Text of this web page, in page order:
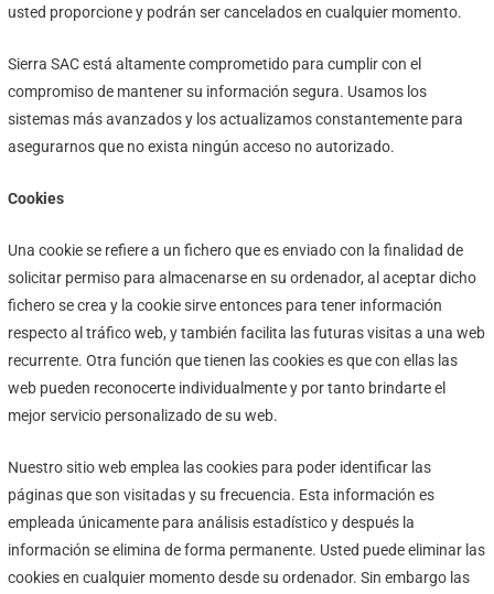
usted proporcione y podrán ser cancelados en cualquier momento.
Sierra SAC está altamente comprometido para cumplir con el
compromiso de mantener su información segura. Usamos los
sistemas más avanzados y los actualizamos constantemente para
asegurarnos que no exista ningún acceso no autorizado.
Cookies
Una cookie se refiere a un fichero que es enviado con la finalidad de
solicitar permiso para almacenarse en su ordenador, al aceptar dicho
fichero se crea y la cookie sirve entonces para tener información
respecto al tráfico web, y también facilita las futuras visitas a una web
recurrente. Otra función que tienen las cookies es que con ellas las
web pueden reconocerte individualmente y por tanto brindarte el
mejor servicio personalizado de su web.
Nuestro sitio web emplea las cookies para poder identificar las
páginas que son visitadas y su frecuencia. Esta información es
empleada únicamente para análisis estadístico y después la
información se elimina de forma permanente. Usted puede eliminar las
cookies en cualquier momento desde su ordenador. Sin embargo las